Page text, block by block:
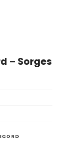
– Sorges